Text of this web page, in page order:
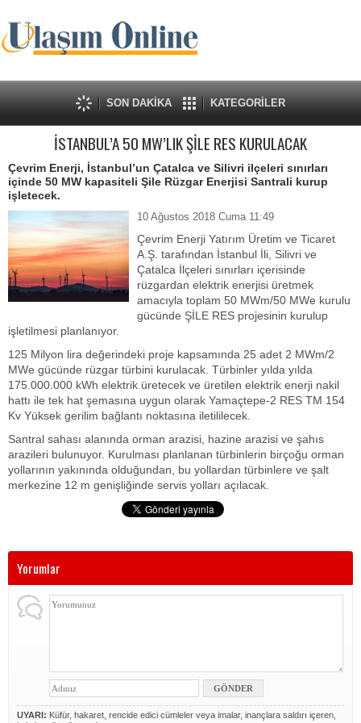
SON DAKİKA KATEGORİLER
İSTANBUL’A 50 MW’LIK ŞİLE RES KURULACAK
Çevrim Enerji, İstanbul’un Çatalca ve Silivri ilçeleri sınırları
içinde 50 MW kapasiteli Şile Rüzgar Enerjisi Santrali kurup
işletecek.
10 Ağustos 2018 Cuma 11:49
Çevrim Enerji Yatırım Üretim ve Ticaret
A.Ş. tarafından İstanbul İli, Silivri ve
Çatalca İlçeleri sınırları içerisinde
rüzgardan elektrik enerjisi üretmek
amacıyla toplam 50 MWm/50 MWe kurulu
gücünde ŞİLE RES projesinin kurulup
işletilmesi planlanıyor.
125 Milyon lira değerindeki proje kapsamında 25 adet 2 MWm/2
MWe gücünde rüzgar türbini kurulacak. Türbinler yılda yılda
175.000.000 kWh elektrik üretecek ve üretilen elektrik enerji nakil
hattı ile tek hat şemasına uygun olarak Yamaçtepe-2 RES TM 154
Kv Yüksek gerilim bağlantı noktasına iletililecek.
Santral sahası alanında orman arazisi, hazine arazisi ve şahıs
arazileri bulunuyor. Kurulması planlanan türbinlerin birçoğu orman
yollarının yakınında olduğundan, bu yollardan türbinlere ve şalt
merkezine 12 m genişliğinde servis yolları açılacak.
Yorumlar
UYARI: Küfür, hakaret, rencide edici cümleler veya imalar, inançlara saldırı içeren,